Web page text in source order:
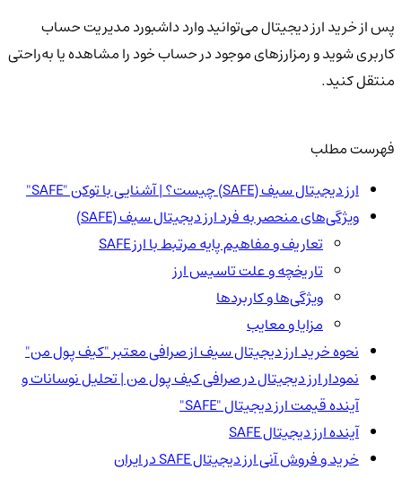
پس از خرید ارز دیجیتال می‌توانید وارد داشبورد مدیریت حساب
کاربری شوید و رمزارزهای موجود در حساب خود را مشاهده یا به‌راحتی
منتقل کنید.
فهرست مطلب
ارز دیجیتال سیف (SAFE) چیست؟ | آشنایی با توکن "SAFE"
ویژگی‌های منحصر به فرد ارز دیجیتال سیف (SAFE)
تعاریف و مفاهیم پایه مرتبط با ارز SAFE
تاریخچه و علت تاسیس ارز
ویژگی‌ها و کاربردها
مزایا و معایب
نحوه خرید ارز دیجیتال سیف از صرافی معتبر "کیف پول من"
نمودار ارز دیجیتال در صرافی کیف پول من | تحلیل نوسانات و
آینده قیمت ارز دیجیتال "SAFE"
آینده ارز دیجیتال SAFE
خرید و فروش آنی ارز دیجیتال SAFE در ایران